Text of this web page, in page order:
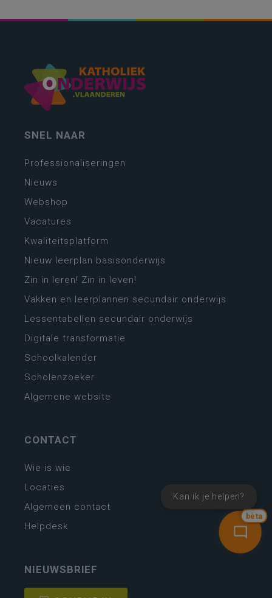
bèta
Kan ik je helpen?
SNEL NAAR
Professionaliseringen
Nieuws
Webshop
Vacatures
Kwaliteitsplatform
Nieuw leerplan basisonderwijs
Zin in leren! Zin in leven!
Vakken en leerplannen secundair onderwijs
Lessentabellen secundair onderwijs
Digitale transformatie
Schoolkalender
Scholenzoeker
Algemene website
CONTACT
Wie is wie
Locaties
Algemeen contact
Helpdesk
NIEUWSBRIEF